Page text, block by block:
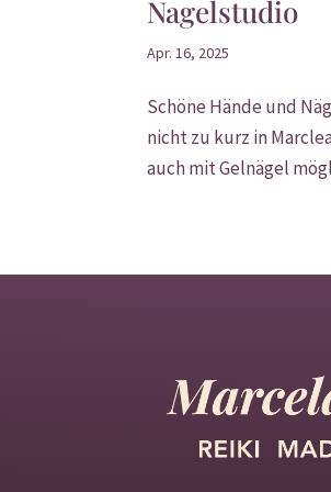
Nagelstudio
Apr. 16, 2025
Schöne Hände und
nicht zu kurz in
auch mit Gelnägel